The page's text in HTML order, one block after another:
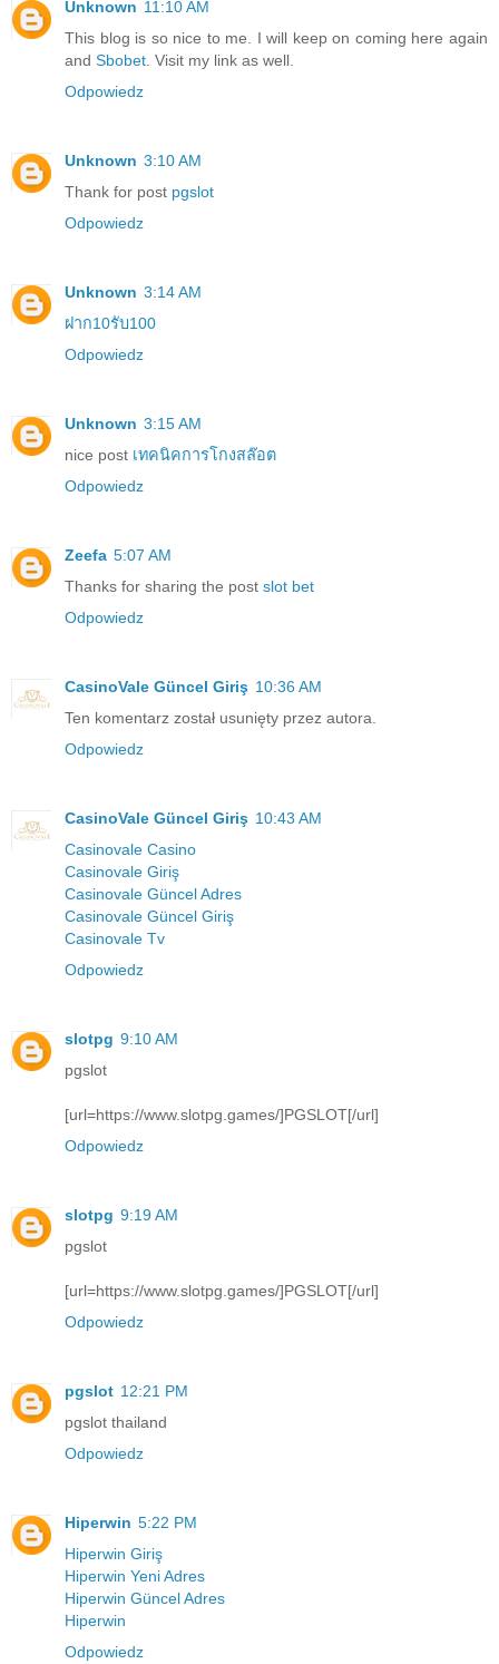
Unknown 11:10 AM
This blog is so nice to me. I will keep on coming here again
and Sbobet. Visit my link as well.
Odpowiedz
Unknown 3:10 AM
Thank for post pgslot
Odpowiedz
Unknown 3:14 AM
ฝาก10รับ100
Odpowiedz
Unknown 3:15 AM
nice post เทคนิคการโกงสล๊อต
Odpowiedz
Zeefa 5:07 AM
Thanks for sharing the post slot bet
Odpowiedz
CasinoVale Güncel Giriş 10:36 AM
Ten komentarz został usunięty przez autora.
Odpowiedz
CasinoVale Güncel Giriş 10:43 AM
Casinovale Casino
Casinovale Giriş
Casinovale Güncel Adres
Casinovale Güncel Giriş
Casinovale Tv
Odpowiedz
slotpg 9:10 AM
pgslot
[url=https://www.slotpg.games/]PGSLOT[/url]
Odpowiedz
slotpg 9:19 AM
pgslot
[url=https://www.slotpg.games/]PGSLOT[/url]
Odpowiedz
pgslot 12:21 PM
pgslot thailand
Odpowiedz
Hiperwin 5:22 PM
Hiperwin Giriş
Hiperwin Yeni Adres
Hiperwin Güncel Adres
Hiperwin
Odpowiedz